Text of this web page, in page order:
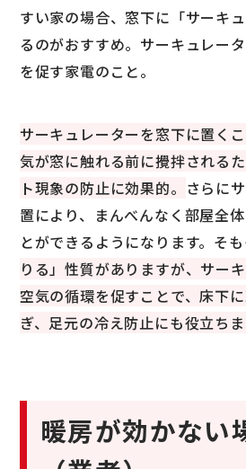
すい家の場合、窓下に「サーキ
るのがおすすめ。サーキュレー
を促す家電のこと。
サーキュレーターを窓下に置く
気が窓に触れる前に攪拌される
ト現象の防止に効果的。 さらに
置により、まんべんなく部屋全
とができるようになります。そ
りる」性質がありますが、サー
空気の循環を促すことで、床下
ぎ、足元の冷え防止にも役立ちま
暖房が効かない